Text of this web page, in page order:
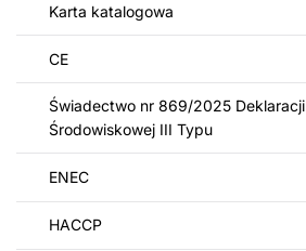
Karta katalogowa
CE
Świadectwo nr 869/2025 Deklaracji
Środowiskowej III Typu
ENEC
HACCP